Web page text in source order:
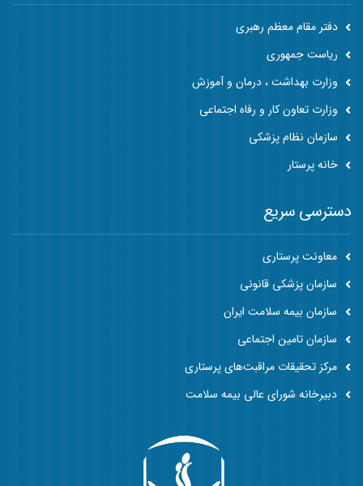
دفتر مقام معظم رهبری
ریاست جمهوری
وزارت بهداشت ، درمان و آموزش
وزارت تعاون کار و رفاه اجتماعی
سازمان نظام پزشکی
خانه پرستار
دسترسی سریع
معاونت پرستاری
سازمان پزشکی قانونی
سازمان بیمه سلامت ایران
سازمان تامین اجتماعی
مرکز تحقیقات مراقبت‌های پرستاری
دبیرخانه شورای عالی بیمه سلامت